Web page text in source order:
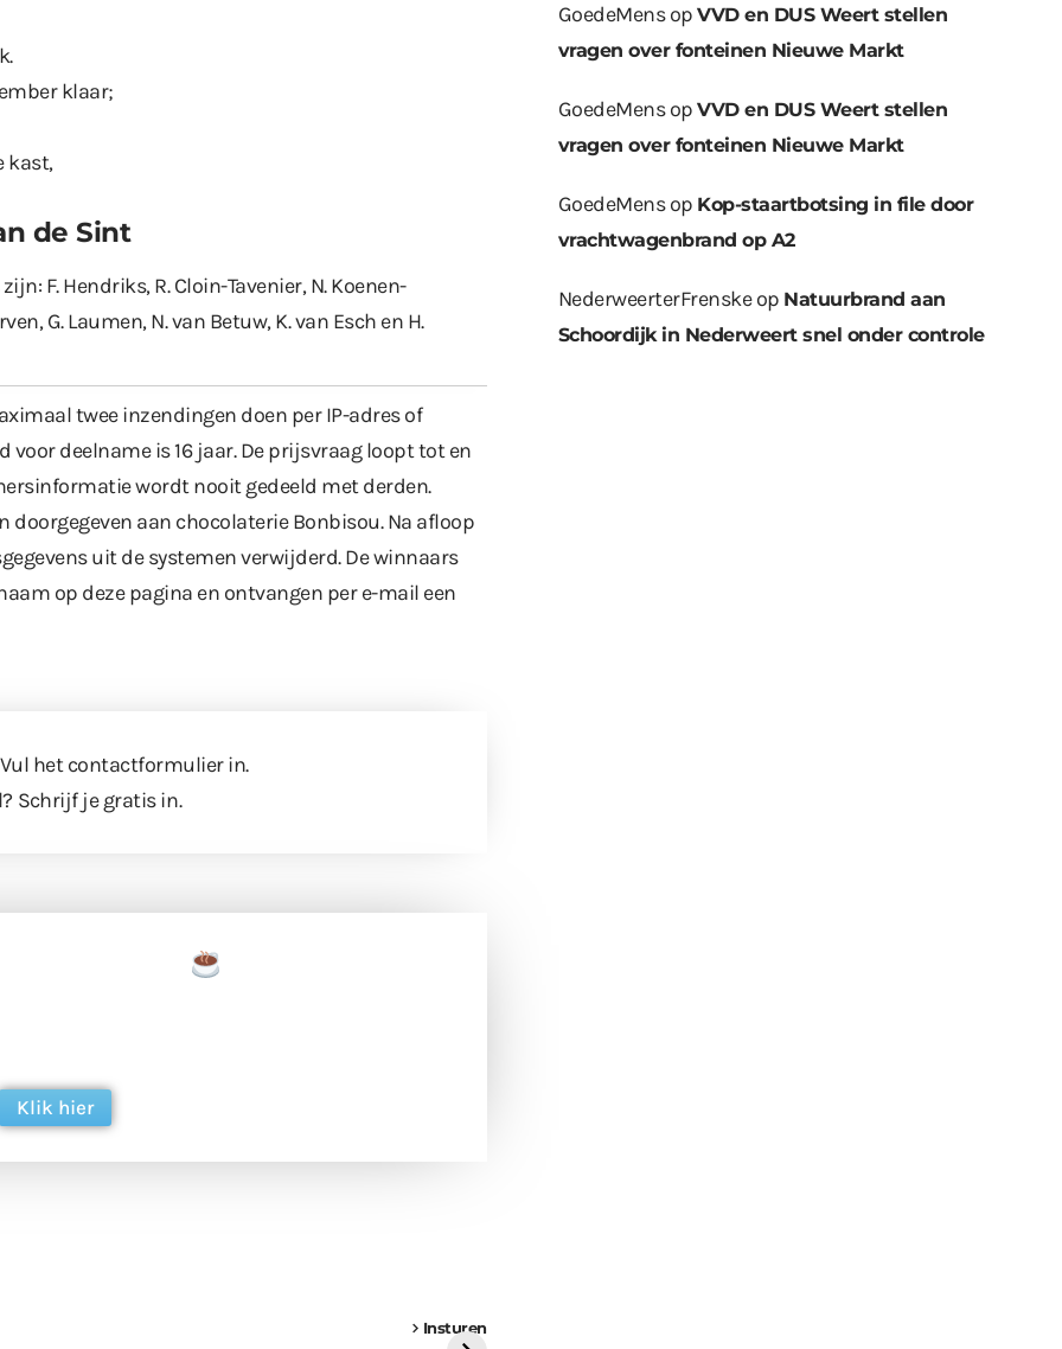
klaar;
kast,
de Sint
F. Hendriks, R. Cloin-Tavenier, N. Koenen-
G. Laumen, N. van Betuw, K. van Esch en H.
twee inzendingen doen per IP-adres of
deelname is 16 jaar. De prijsvraag loopt tot en
wordt nooit gedeeld met derden.
doorgegeven aan chocolaterie Bonbisou. Na afloop
uit de systemen verwijderd. De winnaars
op deze pagina en ontvangen per e-mail een
het contactformulierin.
Schrijf je gratis in.
Klik hier
Insturen
GoedeMensopVVD en DUS Weert stellen
vragen over fonteinen Nieuwe Markt
GoedeMensopVVD en DUS Weert stellen
vragen over fonteinen Nieuwe Markt
GoedeMensop Kop-staartbotsing in file door
vrachtwagenbrand op A2
NederweerterFrenskeop Natuurbrand aan
Schoordijk in Nederweert snel onder controle